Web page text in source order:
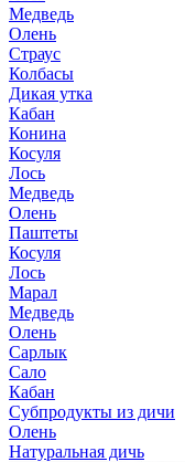
Медведь
Олень
Страус
Колбасы
Дикая утка
Кабан
Конина
Косуля
Лось
Медведь
Олень
Паштеты
Косуля
Лось
Марал
Медведь
Олень
Сарлык
Сало
Кабан
Субпродукты из дичи
Олень
Натуральная дичь